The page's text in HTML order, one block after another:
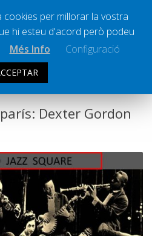
Televisió
Dexter Gordon
cookies per millorar la vostra
hi esteu d'acord però podeu
Més Info Configuració